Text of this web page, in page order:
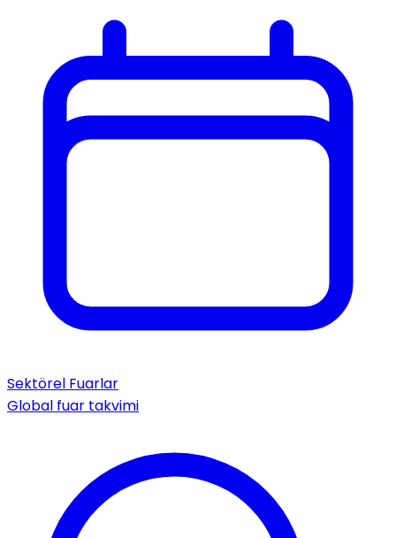
Sektörel Fuarlar
Global fuar takvimi